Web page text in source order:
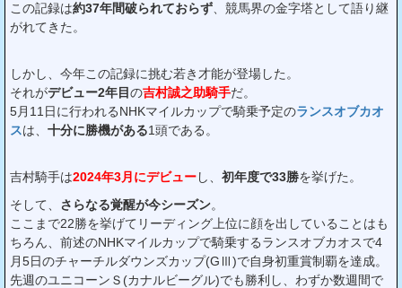
この記録は約37年間破られておらず 、競馬界の金字塔として語り継
がれてきた。
しかし、今年この記録に挑む若き才能が登場した。
それがデビュー2年目の吉村誠之助騎手だ。
5月11日に行われるNHKマイルカップで騎乗予定のランスオブカオ
スは、 十分に勝機がある1頭である。
吉村騎手は2024年3月にデビューし、 初年度で33勝を挙げた。
そして、 さらなる覚醒が今シーズン。
ここまで22勝を挙げてリーディング上位に顔を出していることはも
ちろん、前述のNHKマイルカップで騎乗するランスオブカオスで4
月5日のチャーチルダウンズカップ(GⅢ)で自身初重賞制覇を達成。
先週のユニコーンＳ(カナルビーグル)でも勝利し、わずか数週間で